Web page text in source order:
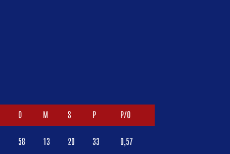
O M S P P/O
58 13 20 33 0,57